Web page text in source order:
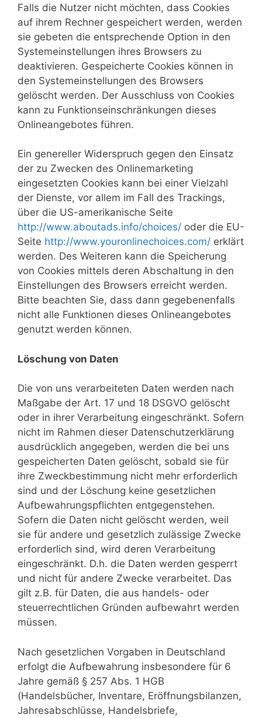
Falls die Nutzer nicht möchten, dass Cookies
auf ihrem Rechner gespeichert werden, werden
sie gebeten die entsprechende Option in den
Systemeinstellungen ihres Browsers zu
deaktivieren. Gespeicherte Cookies können in
den Systemeinstellungen des Browsers
gelöscht werden. Der Ausschluss von Cookies
kann zu Funktionseinschränkungen dieses
Onlineangebotes führen.
Ein genereller Widerspruch gegen den Einsatz
der zu Zwecken des Onlinemarketing
eingesetzten Cookies kann bei einer Vielzahl
der Dienste, vor allem im Fall des Trackings,
über die US-amerikanische Seite
http://www.aboutads.info/choices/ oder die EU-
Seite http://www.youronlinechoices.com/ erklärt
werden. Des Weiteren kann die Speicherung
von Cookies mittels deren Abschaltung in den
Einstellungen des Browsers erreicht werden.
Bitte beachten Sie, dass dann gegebenenfalls
nicht alle Funktionen dieses Onlineangebotes
genutzt werden können.
Löschung von Daten
Die von uns verarbeiteten Daten werden nach
Maßgabe der Art. 17 und 18 DSGVO gelöscht
oder in ihrer Verarbeitung eingeschränkt. Sofern
nicht im Rahmen dieser Datenschutzerklärung
ausdrücklich angegeben, werden die bei uns
gespeicherten Daten gelöscht, sobald sie für
ihre Zweckbestimmung nicht mehr erforderlich
sind und der Löschung keine gesetzlichen
Aufbewahrungspflichten entgegenstehen.
Sofern die Daten nicht gelöscht werden, weil
sie für andere und gesetzlich zulässige Zwecke
erforderlich sind, wird deren Verarbeitung
eingeschränkt. D.h. die Daten werden gesperrt
und nicht für andere Zwecke verarbeitet. Das
gilt z.B. für Daten, die aus handels- oder
steuerrechtlichen Gründen aufbewahrt werden
müssen.
Nach gesetzlichen Vorgaben in Deutschland
erfolgt die Aufbewahrung insbesondere für 6
Jahre gemäß § 257 Abs. 1 HGB
(Handelsbücher, Inventare, Eröffnungsbilanzen,
Jahresabschlüsse, Handelsbriefe,